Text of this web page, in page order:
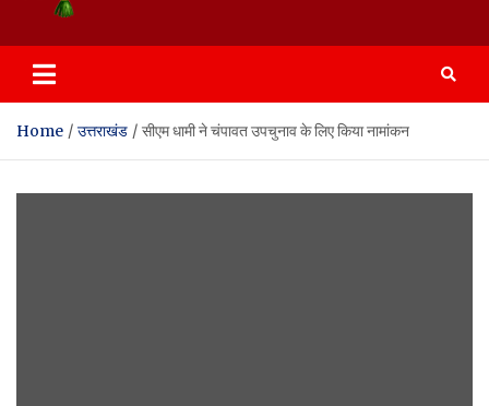
Devvani News Portal
Home उत्तराखंड सीएम धामी ने चंपावत उपचुनाव के लिए किया नामांकन